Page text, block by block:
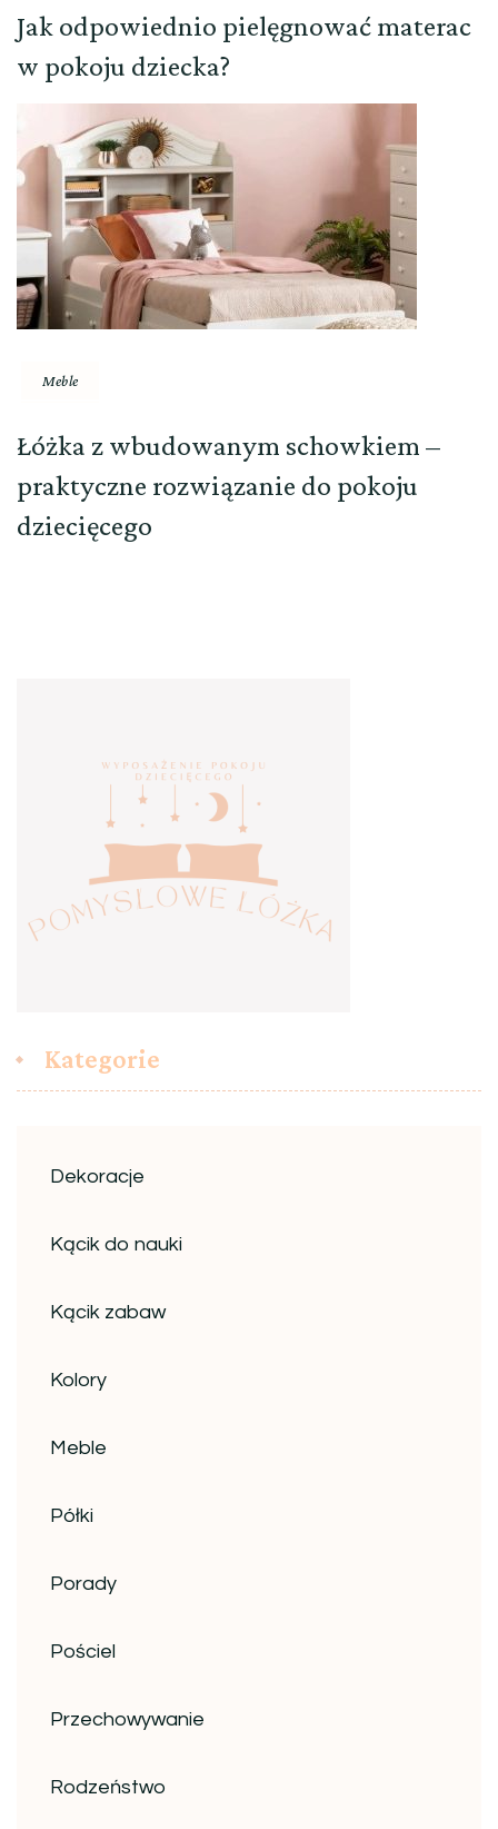
Jak odpowiednio pielęgnować materac
w pokoju dziecka?
Meble
Łóżka z wbudowanym schowkiem –
praktyczne rozwiązanie do pokoju
dziecięcego
Kategorie
Dekoracje
Kącik do nauki
Kącik zabaw
Kolory
Meble
Półki
Porady
Pościel
Przechowywanie
Rodzeństwo